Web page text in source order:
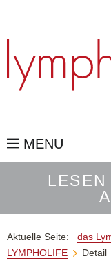
MENU
das
der Campus
für Patienten
Aktuelle Seite: das
LYMPHOLIFE  Detail